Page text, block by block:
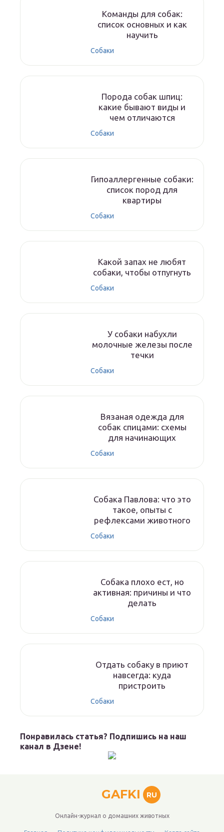
Команды для собак:
список основных и как
научить
Собаки
Порода собак шпиц:
какие бывают виды и
чем отличаются
Собаки
Гипоаллергенные собаки:
список пород для
квартиры
Собаки
Какой запах не любят
собаки, чтобы отпугнуть
Собаки
У собаки набухли
молочные железы после
течки
Собаки
Вязаная одежда для
собак спицами: схемы
для начинающих
Собаки
Собака Павлова: что это
такое, опыты с
рефлексами животного
Собаки
Собака плохо ест, но
активная: причины и что
делать
Собаки
Отдать собаку в приют
навсегда: куда
пристроить
Собаки
Понравилась статья? Подпишись на наш
канал в Дзене!
GAFKI RU
Онлайн-журнал о домашних животных